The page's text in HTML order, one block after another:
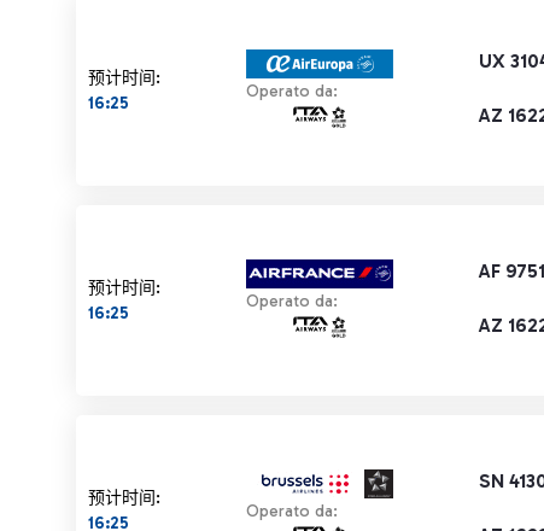
预计时间:
16:25
UX
Operato da:
AZ
预计时间:
16:25
AF 9751
Operato da:
AZ
预计时间:
16:25
SN
Operato da: